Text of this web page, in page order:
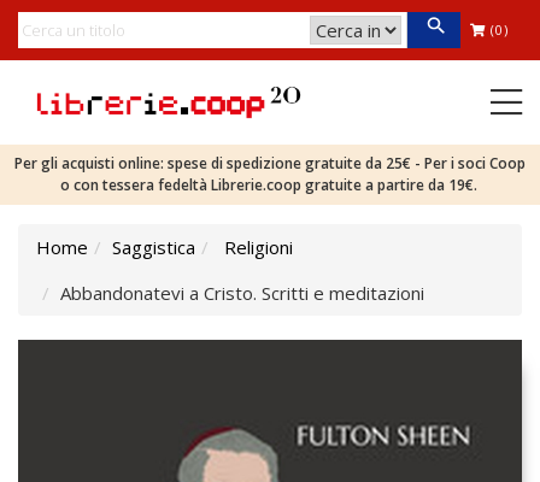
(0)
Per gli acquisti online: spese di spedizione gratuite da 25€ - Per i soci Coop
o con tessera fedeltà Librerie.coop gratuite a partire da 19€.
Home Saggistica
Religioni
Abbandonatevi a Cristo. Scritti e meditazioni